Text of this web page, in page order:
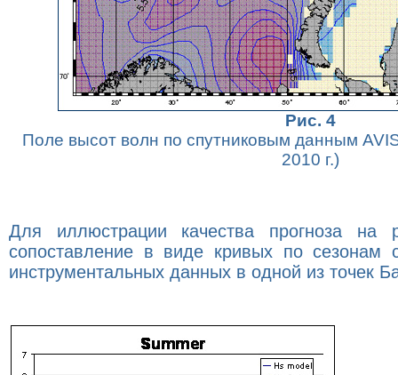
Рис. 4
Поле высот волн по спутниковым данным
2010 г.)
Для иллюстрации качества прогноза на
сопоставление в виде кривых по сезонам
инструментальных данных в одной из точек